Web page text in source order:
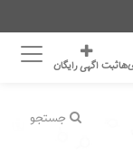
ثبت اگهی رایگان
جستجو